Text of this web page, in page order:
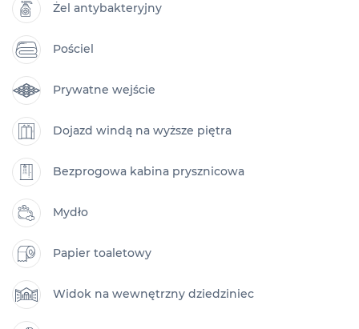
Żel antybakteryjny
Pościel
Prywatne wejście
Dojazd windą na wyższe piętra
Bezprogowa kabina prysznicowa
Mydło
Papier toaletowy
Widok na wewnętrzny dziedziniec